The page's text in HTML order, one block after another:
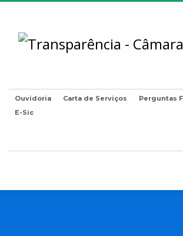
Ouvidoria Carta de Serviços
Perguntas
E-Sic